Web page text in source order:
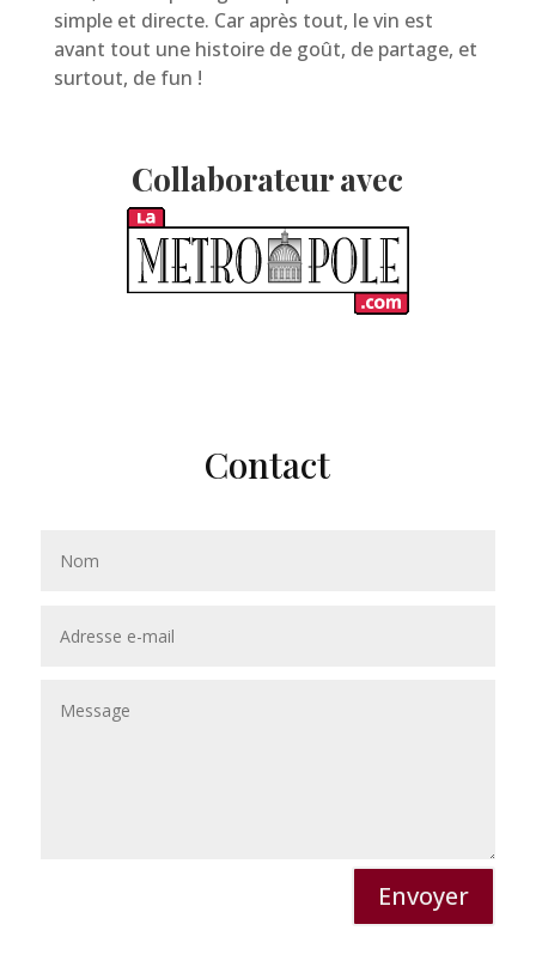
simple et directe. Car après tout, le vin est
avant tout une histoire de goût, de partage, et
surtout, de fun !
Collaborateur avec
Contact
Envoyer